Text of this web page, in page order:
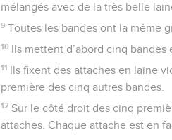
mélangés avec de la très belle
9 Toutes les bandes ont la même
10 Ils mettent d’abord cinq bandes
11 Ils fixent des attaches en laine
première des cinq autres bandes.
12 Sur le côté droit des cinq
attaches. Chaque attache est en